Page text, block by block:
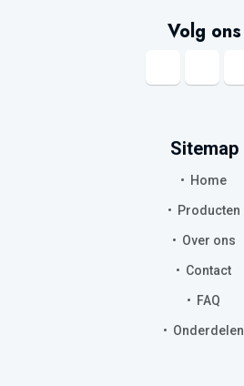
Volg ons
Sitemap
Home
Producten
Over ons
Contact
FAQ
Onderdelen